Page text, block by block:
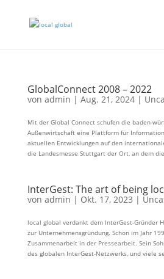
GlobalConnect 2008 – 2022
von admin | Aug. 21, 2024|
Mit der Global Connect schufen die baden-
Außenwirtschaft eine Plattform für
aktuellen Entwicklungen auf den
die Landesmesse Stuttgart der Ort, an dem
InterGest: The art of being
von admin | Okt. 17, 2023 |
local global verdankt dem InterGest-Gründer
zur Unternehmensgründung. Schon im Jahr
Zusammenarbeit in der Pressearbeit. Sein
des globalen InterGest-Netzwerks, und viele